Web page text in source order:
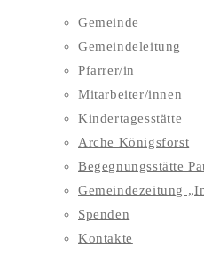
Gemeinde
Gemeindeleitung
Pfarrer/in
Mitarbeiter/innen
Kindertagesstätte
Arche Königsforst
Begegnungsstätte
Gemeindezeitung
Spenden
Kontakte